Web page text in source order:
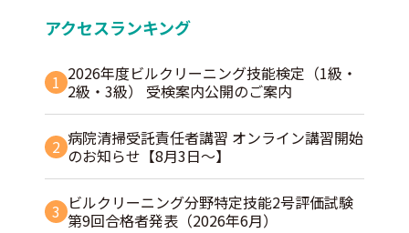
アクセスランキング
1 2026年度ビルクリーニング技能検定（1級・
2級・3級） 受検案内公開のご案内
2 病院清掃受託責任者講習 オンライン講習開始
のお知らせ【8月3日～】
3 ビルクリーニング分野特定技能2号評価試験
第9回合格者発表（2026年6月）